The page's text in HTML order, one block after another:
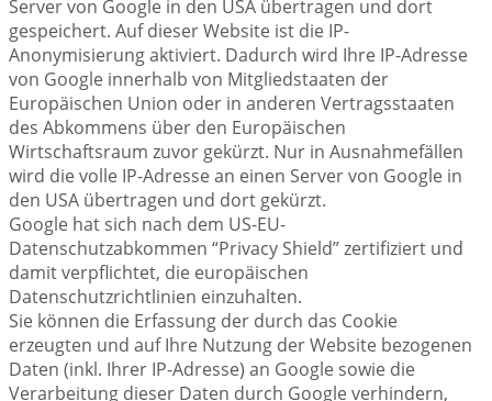
Server von Google in den USA übertragen und dort
gespeichert. Auf dieser Website ist die IP-
Anonymisierung aktiviert. Dadurch wird Ihre IP-Adresse
von Google innerhalb von Mitgliedstaaten der
Europäischen Union oder in anderen Vertragsstaaten
des Abkommens über den Europäischen
Wirtschaftsraum zuvor gekürzt. Nur in Ausnahmefällen
wird die volle IP-Adresse an einen Server von Google in
den USA übertragen und dort gekürzt.
Google hat sich nach dem US-EU-
Datenschutzabkommen “Privacy Shield” zertifiziert und
damit verpflichtet, die europäischen
Datenschutzrichtlinien einzuhalten.
Sie können die Erfassung der durch das Cookie
erzeugten und auf Ihre Nutzung der Website bezogenen
Daten (inkl. Ihrer IP-Adresse) an Google sowie die
Verarbeitung dieser Daten durch Google verhindern,